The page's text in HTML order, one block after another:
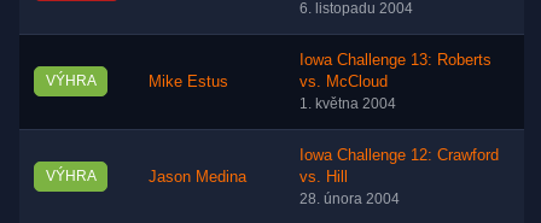
6. listopadu 2004
VÝHRA Mike Estus
Iowa Challenge 13: Roberts
vs. McCloud
1. května 2004
VÝHRA Jason Medina
Iowa Challenge 12: Crawford
vs. Hill
28. února 2004